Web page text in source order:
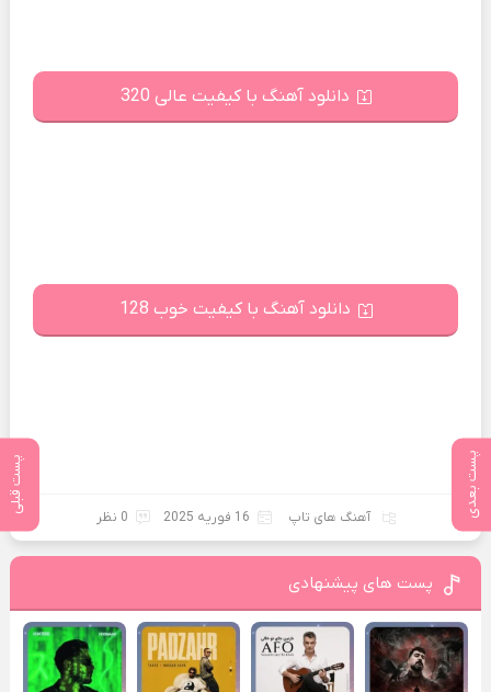
پست بعدی پست قبلی
دانلود آهنگ با کیفیت عالی 320
دانلود آهنگ با کیفیت خوب 128
آهنگ های تاپ 16 فوریه 2025 0 نظر
پست های پیشنهادی